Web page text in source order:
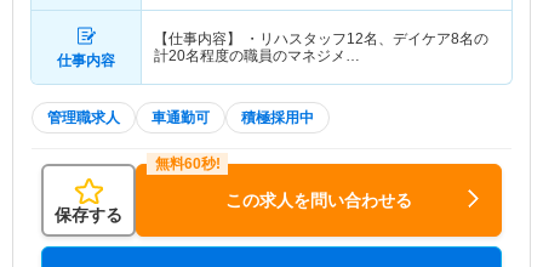
仕事内容
【仕事内容】 ・リハスタッフ12名、デイケア8名の
計20名程度の職員のマネジメ…
管理職求人 車通勤可 積極採用中
保存する
この求人を問い合わせる